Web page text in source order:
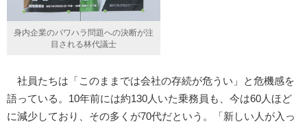
身内企業のパワハラ問題への決断が注
目される林代議士
社員たちは「このままでは会社の存続が危うい」と危機感を
語っている。10年前には約130人いた乗務員も、今は60人ほど
に減少しており、その多くが70代だという。「新しい人が入っ